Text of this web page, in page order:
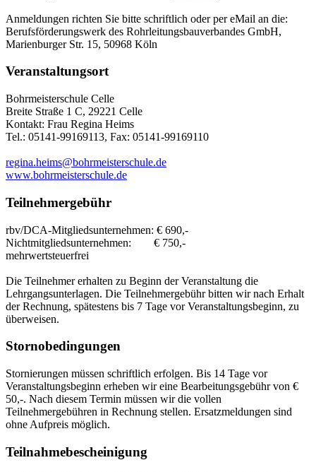
Anmeldungen richten Sie bitte schriftlich oder per eMail an die:
Berufsförderungswerk des Rohrleitungsbauverbandes GmbH,
Marienburger Str. 15, 50968 Köln
Veranstaltungsort
Bohrmeisterschule Celle
Breite Straße 1 C, 29221 Celle
Kontakt: Frau Regina Heims
Tel.: 05141-99169113, Fax: 05141-99169110
regina.heims@bohrmeisterschule.de
www.bohrmeisterschule.de
Teilnehmergebühr
rbv/DCA-Mitgliedsunternehmen: € 690,-
Nichtmitgliedsunternehmen: € 750,-
mehrwertsteuerfrei
Die Teilnehmer erhalten zu Beginn der Veranstaltung die
Lehrgangsunterlagen. Die Teilnehmergebühr bitten wir nach Erhalt
der Rechnung, spätestens bis 7 Tage vor Veranstaltungsbeginn, zu
überweisen.
Stornobedingungen
Stornierungen müssen schriftlich erfolgen. Bis 14 Tage vor
Veranstaltungsbeginn erheben wir eine Bearbeitungsgebühr von €
50,-. Nach diesem Termin müssen wir die vollen
Teilnehmergebühren in Rechnung stellen. Ersatzmeldungen sind
ohne Aufpreis möglich.
Teilnahmebescheinigung